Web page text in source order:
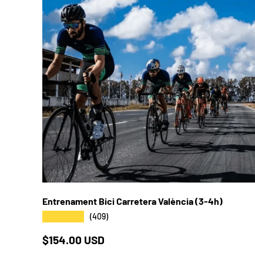
Entrenament Bici Carretera València (3-4h)
(409)
Preu a la botiga
$154.00 USD